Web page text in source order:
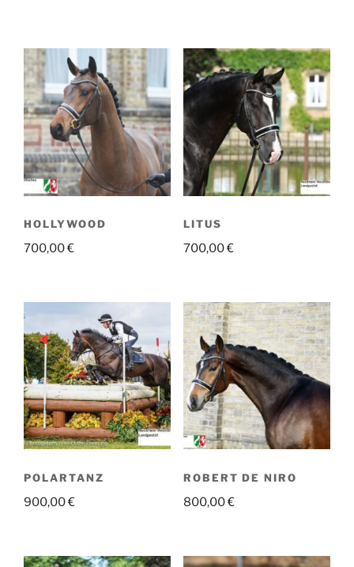
HOLLYWOOD
700,00€
LITUS
700,00€
POLARTANZ
900,00€
ROBERT DE NIRO
800,00€